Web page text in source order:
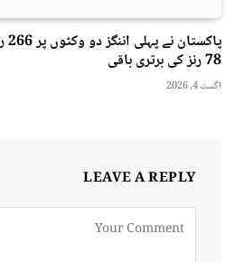
78 رنز کی برتری باقی
اگست 4, 2026
LEAVE A REPLY